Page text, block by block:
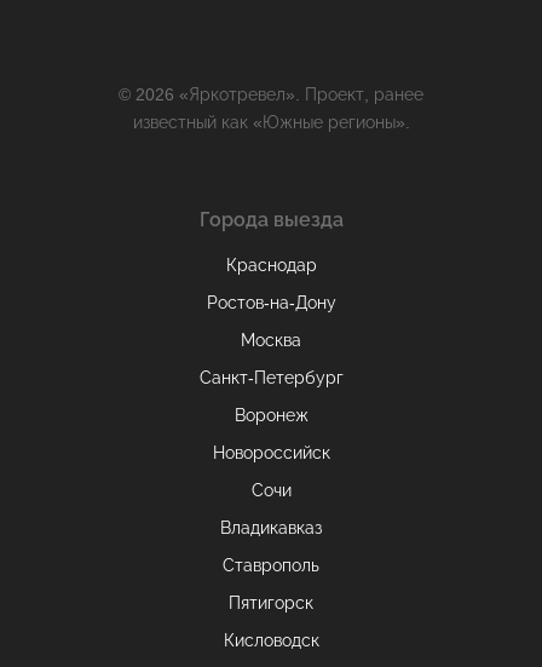
© 2026 «Яркотревел». Проект, ранее
известный как «Южные регионы».
Города выезда
Краснодар
Ростов-на-Дону
Москва
Санкт-Петербург
Воронеж
Новороссийск
Сочи
Владикавказ
Ставрополь
Пятигорск
Кисловодск